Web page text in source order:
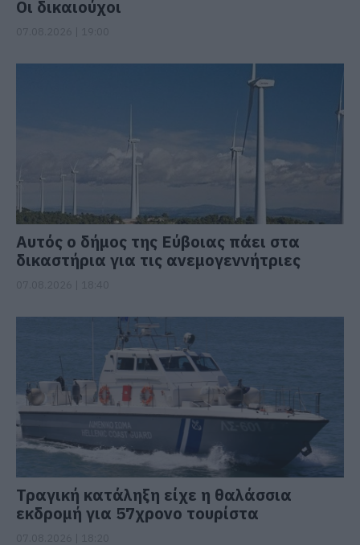
Οι δικαιούχοι
Αυτός ο δήμος της Εύβοιας πάει στα
δικαστήρια για τις ανεμογεννήτριες
Τραγική κατάληξη είχε η θαλάσσια
εκδρομή για 57χρονο τουρίστα